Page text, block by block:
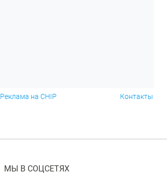
Реклама на CHIP Контакты
МЫ В СОЦСЕТЯХ